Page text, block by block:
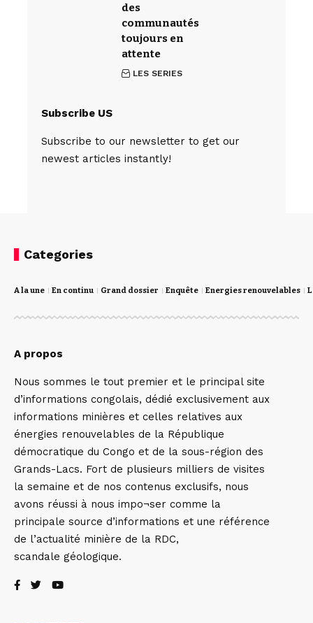
des
communautés
toujours en
attente
LES SERIES
Subscribe US
Subscribe to our newsletter to get our
newest articles instantly!
Categories
A la une En continu Grand dossier Enquête Energies renouvelables
A propos
Nous sommes le tout premier et le principal site
d’informations congolais, dédié exclusivement aux
informations minières et celles relatives aux
énergies renouvelables de la République
démocratique du Congo et de la sous-région des
Grands-Lacs. Fort de plusieurs milliers de visites
la semaine et de nos contenus exclusifs, nous
avons réussi à nous impo¬ser comme la
principale source d’informations et une référence
de l’actualité minière de la RDC,
scandale géologique.